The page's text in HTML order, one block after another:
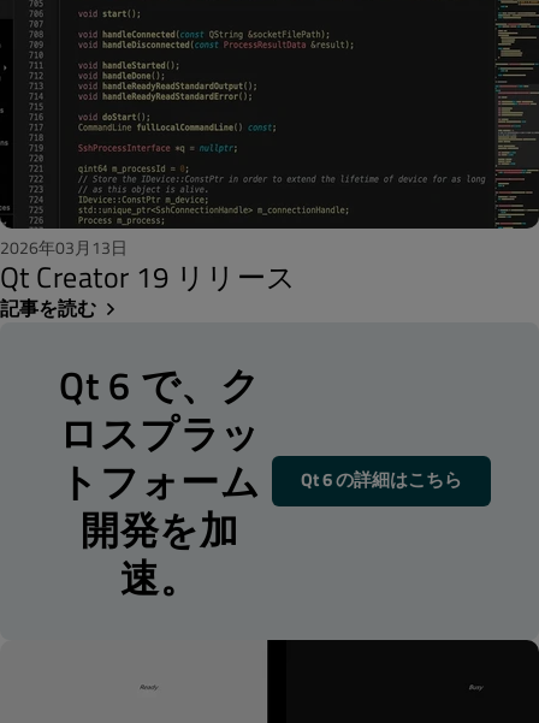
2026年03月13日
Qt Creator 19 リリース
記事を読む
Qt 6 で、ク
ロスプラッ
トフォーム
開発を加
速。
Qt 6 の詳細はこちら